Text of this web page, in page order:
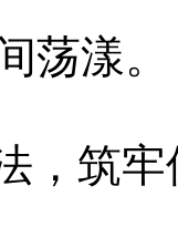
荡漾。
，筑